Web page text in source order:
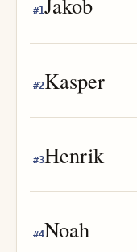
#1
#2Kasper
#3Henrik
#4Noah